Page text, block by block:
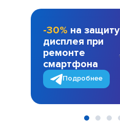
-30% на защиту
дисплея при
ремонте
смартфона
Подробнее